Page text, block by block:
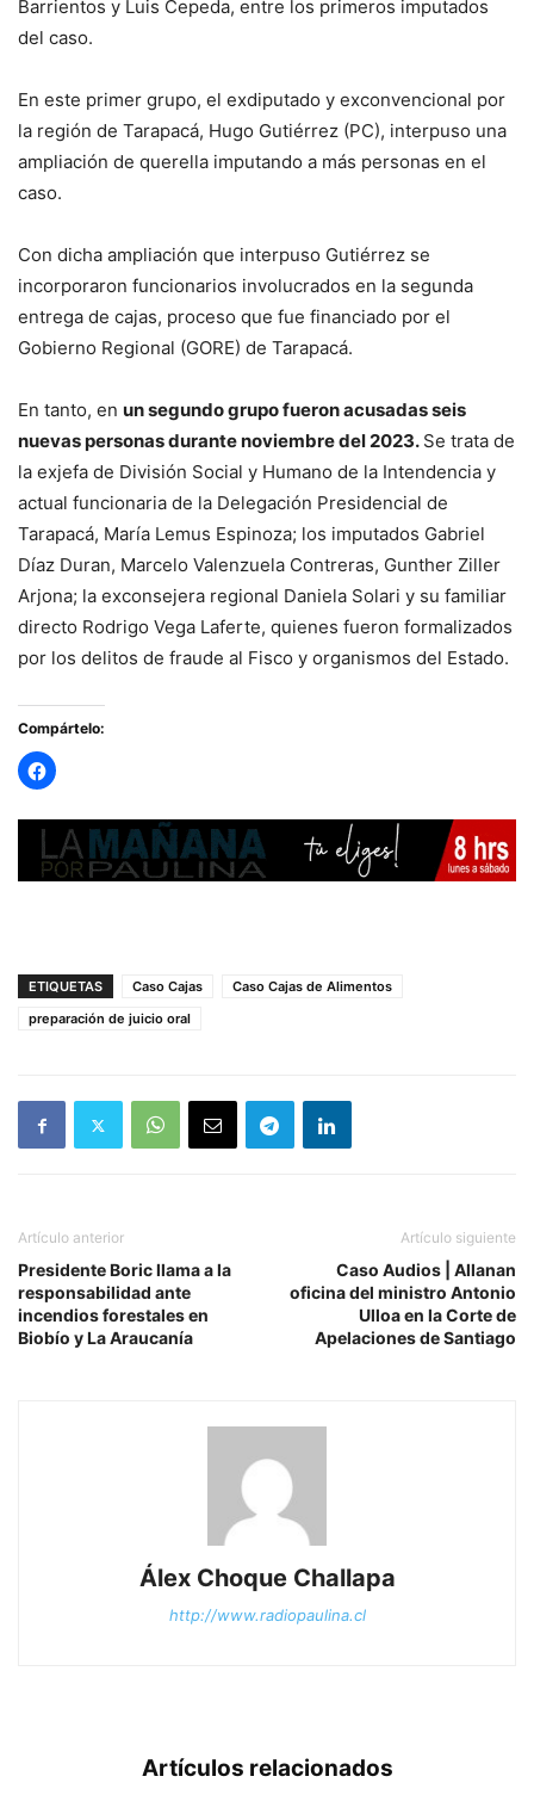
Barrientos y Luis Cepeda, entre los primeros imputados
del caso.
En este primer grupo, el exdiputado y exconvencional por
la región de Tarapacá, Hugo Gutiérrez (PC), interpuso una
ampliación de querella imputando a más personas en el
caso.
Con dicha ampliación que interpuso Gutiérrez se
incorporaron funcionarios involucrados en la segunda
entrega de cajas, proceso que fue financiado por el
Gobierno Regional (GORE) de Tarapacá.
En tanto, en un segundo grupo fueron acusadas seis
nuevas personas durante noviembre del 2023. Se trata de
la exjefa de División Social y Humano de la Intendencia y
actual funcionaria de la Delegación Presidencial de
Tarapacá, María Lemus Espinoza; los imputados Gabriel
Díaz Duran, Marcelo Valenzuela Contreras, Gunther Ziller
Arjona; la exconsejera regional Daniela Solari y su familiar
directo Rodrigo Vega Laferte, quienes fueron formalizados
por los delitos de fraude al Fisco y organismos del Estado.
Compártelo:
ETIQUETAS Caso Cajas
Caso Cajas de Alimentos
preparación de juicio oral
Artículo anterior
Presidente Boric llama a la
responsabilidad ante
incendios forestales en
Biobío y La Araucanía
Artículo siguiente
Caso Audios | Allanan
oficina del ministro Antonio
Ulloa en la Corte de
Apelaciones de Santiago
Álex Choque Challapa
http://www.radiopaulina.cl
Artículos relacionados